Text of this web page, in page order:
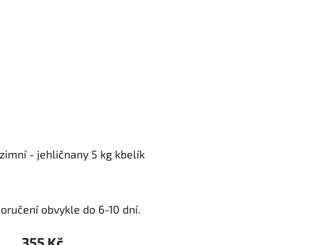
- jehličnany 5 kg kbelík
obvykle do 6-10 dní.